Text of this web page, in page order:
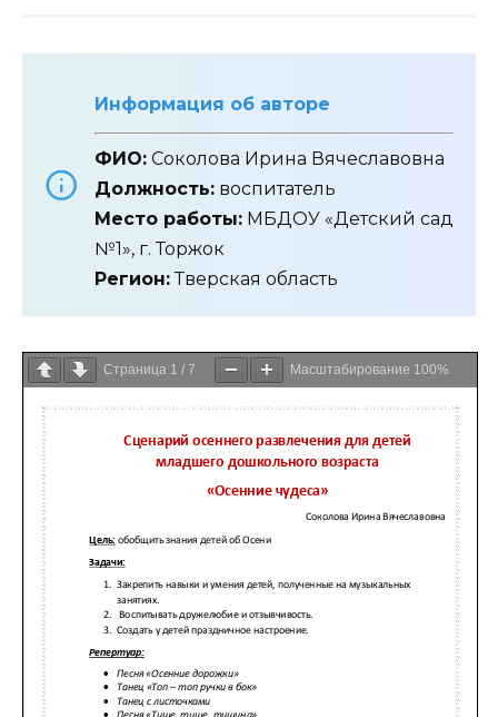
Информация об авторе
ФИО: Соколова Ирина Вячеславовна
Должность: воспитатель
Место работы: МБДОУ «Детский сад
№1», г. Торжок
Регион:Тверская область
Страница 1 / 7 Масштабирование 100%